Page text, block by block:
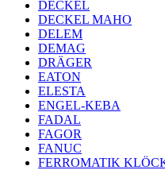
DECKEL
DECKEL MAHO
DELEM
DEMAG
DRÄGER
EATON
ELESTA
ENGEL-KEBA
FADAL
FAGOR
FANUC
FERROMATIK